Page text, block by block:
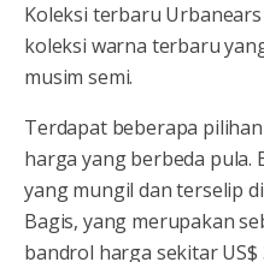
Koleksi terbaru
koleksi warna terbaru
musim semi.
Terdapat beberapa
harga yang berbeda pula.
yang mungil dan terselip
Bagis, yang merupakan
bandrol harga sekitar US$